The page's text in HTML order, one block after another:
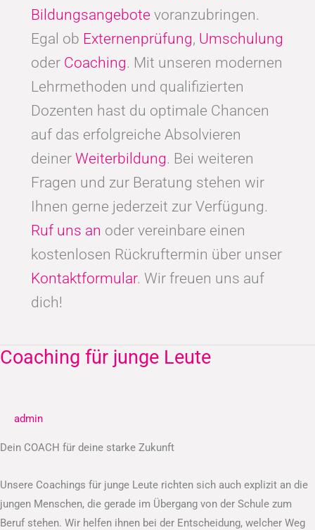
Bildungsangebote voranzubringen.
Egal ob Externenprüfung, Umschulung
oder Coaching. Mit unseren modernen
Lehrmethoden und qualifizierten
Dozenten hast du optimale Chancen
auf das erfolgreiche Absolvieren
deiner Weiterbildung. Bei weiteren
Fragen und zur Beratung stehen wir
Ihnen gerne jederzeit zur Verfügung.
Ruf uns an oder vereinbare einen
kostenlosen Rückruftermin über unser
Kontaktformular. Wir freuen uns auf
dich!
Coaching für junge Leute
admin
Dein COACH für deine starke Zukunft
Unsere Coachings für junge Leute richten sich auch explizit an die
jungen Menschen, die gerade im Übergang von der Schule zum
Beruf stehen. Wir helfen ihnen bei der Entscheidung, welcher Weg
Coaching
Leute